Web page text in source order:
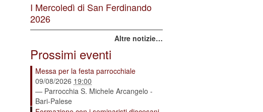
I Mercoledì di San Ferdinando
2026
Altre notizie…
Prossimi eventi
Messa per la festa parrocchiale
09/08/2026 19:00
— Parrocchia S. Michele Arcangelo -
Bari-Palese